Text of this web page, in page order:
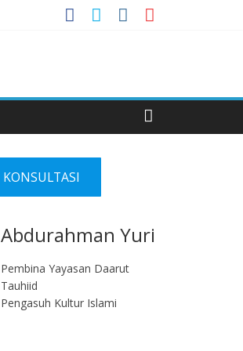
KONSULTASI
Abdurahman Yuri
Pembina Yayasan Daarut
Tauhiid
Pengasuh Kultur Islami